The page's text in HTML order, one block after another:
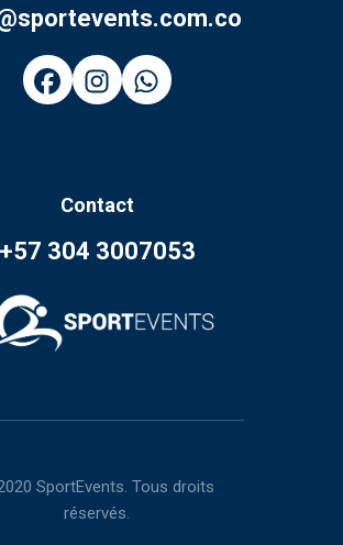
Contact
+57 304 3007053
SportEvents. Tous droits
réservés.